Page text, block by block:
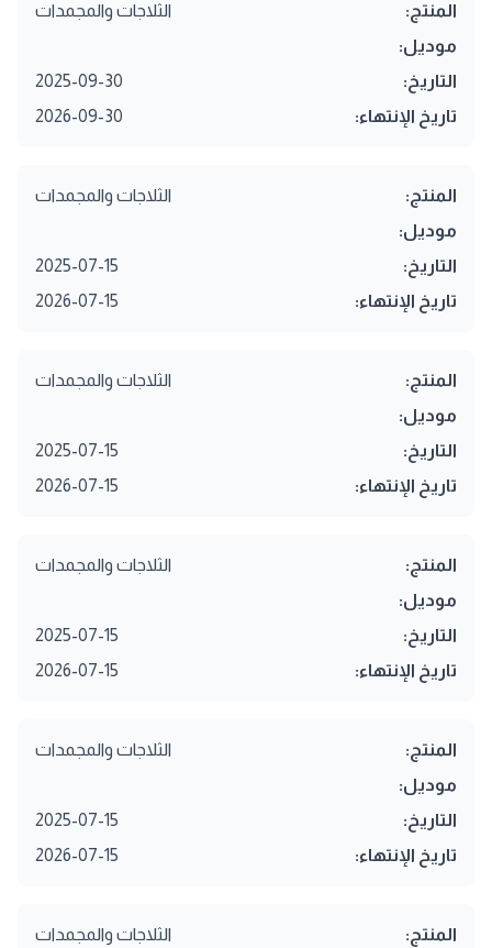
المنتج:
الثلاجات والمجمدات
موديل:
التاريخ:
2025-09-30
تاريخ الإنتهاء:
2026-09-30
المنتج:
الثلاجات والمجمدات
موديل:
التاريخ:
2025-07-15
تاريخ الإنتهاء:
2026-07-15
المنتج:
الثلاجات والمجمدات
موديل:
التاريخ:
2025-07-15
تاريخ الإنتهاء:
2026-07-15
المنتج:
الثلاجات والمجمدات
موديل:
التاريخ:
2025-07-15
تاريخ الإنتهاء:
2026-07-15
المنتج:
الثلاجات والمجمدات
موديل:
التاريخ:
2025-07-15
تاريخ الإنتهاء:
2026-07-15
المنتج: الثلاجات والمجمدات